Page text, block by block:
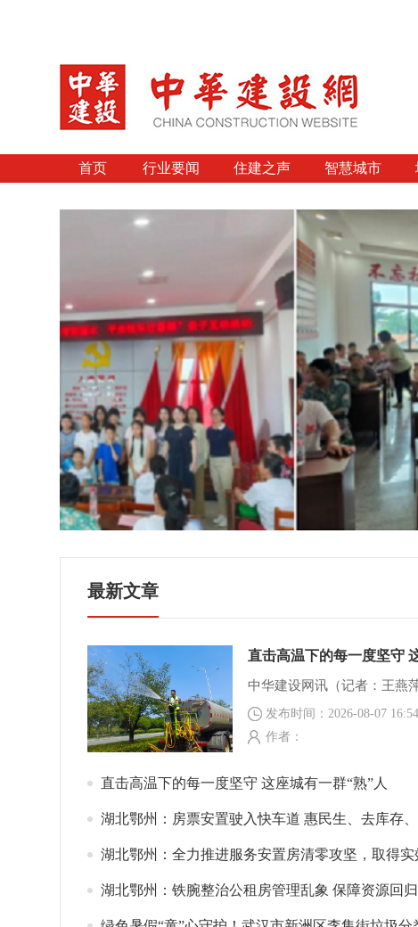
首页 行业要闻 住建之声 智慧城市
最新文章
直击高温下的每一度坚守
发布时间：2026-08-07 16:54
作者：
直击高温下的每一度坚守 这座城有一群“熟”人
湖北鄂州：房票安置驶入快车道 惠民生、去库存
湖北鄂州：全力推进服务安置房清零攻坚，取得实
湖北鄂州：铁腕整治公租房管理乱象 保障资源回归民